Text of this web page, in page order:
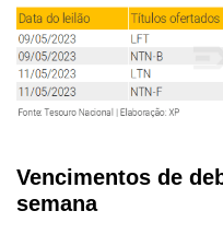
Vencimentos de
semana